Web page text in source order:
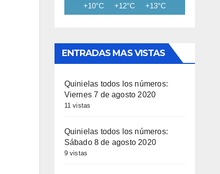
+10°C +12°C +13°C
ENTRADAS MAS VISTAS
Quinielas todos los números:
Viernes 7 de agosto 2020
11 vistas
Quinielas todos los números:
Sábado 8 de agosto 2020
9 vistas